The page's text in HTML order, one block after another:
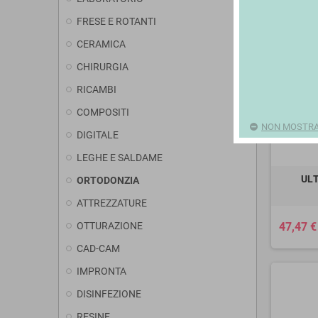
FRESE E ROTANTI
CERAMICA
CHIRURGIA
RICAMBI
COMPOSITI
DIGITALE
LEGHE E SALDAME
ORTODONZIA
ATTREZZATURE
OTTURAZIONE
CAD-CAM
IMPRONTA
DISINFEZIONE
47,47 €
NON